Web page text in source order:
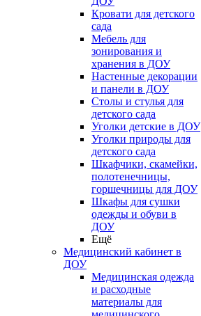
Кровати для детского
сада
Мебель для
зонирования и
хранения в ДОУ
Настенные декорации
и панели в ДОУ
Столы и стулья для
детского сада
Уголки детские в ДОУ
Уголки природы для
детского сада
Шкафчики, скамейки,
полотенечницы,
горшечницы для ДОУ
Шкафы для сушки
одежды и обуви в
ДОУ
Ещё
Медицинский кабинет в
ДОУ
Медицинская одежда
и расходные
материалы для